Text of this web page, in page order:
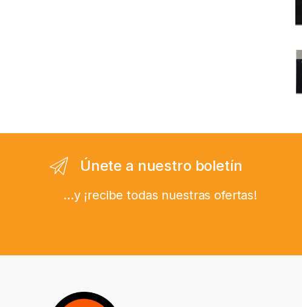
Únete a nuestro boletín
...y ¡recibe todas nuestras ofertas!